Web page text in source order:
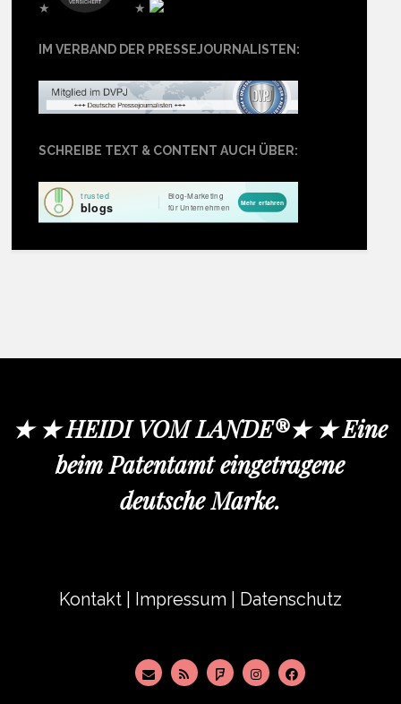
★ ★
IM VERBAND DER PRESSEJOURNALISTEN:
SCHREIBE TEXT & CONTENT AUCH ÜBER:
★ ★ HEIDI VOM LANDE®★ ★ Eine
beim Patentamt eingetragene
deutsche Marke.
Kontakt Impressum Datenschutz